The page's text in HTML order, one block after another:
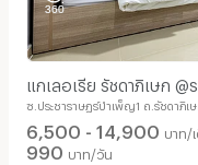
แกเลอเรีย รัชดาภิเษก @
@galleria
ซ.ประชาราษฏร์บำเพ็ญ1 ถ.รัชดาภิ
6,500 - 14,900 บาท/
990 บาท/วัน